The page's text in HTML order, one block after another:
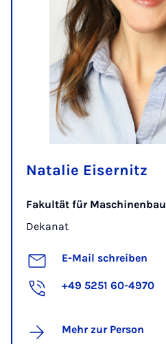
Natalie Eisernitz
Fakultät für Maschinenbau
Dekanat
E-Mail schreiben
+49 5251 60-4970
Mehr zur Person